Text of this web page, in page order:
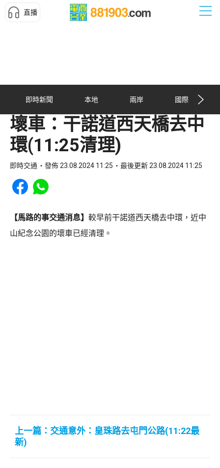
直播
即時新聞 本地 兩岸 國際
壞車：干諾道西天橋去中
環(11:25清理)
即時交通 發佈 23.08.2024 11:25 最後更新 23.08.2024 11:25
Share to Facebook
Share to WhatsApp
【馬路的事交通消息】 較早前干諾道西天橋去中環，近中
山紀念公園的壞車已經清理。
上一篇：交通意外：皇珠路去屯門公路(11:22最
新)